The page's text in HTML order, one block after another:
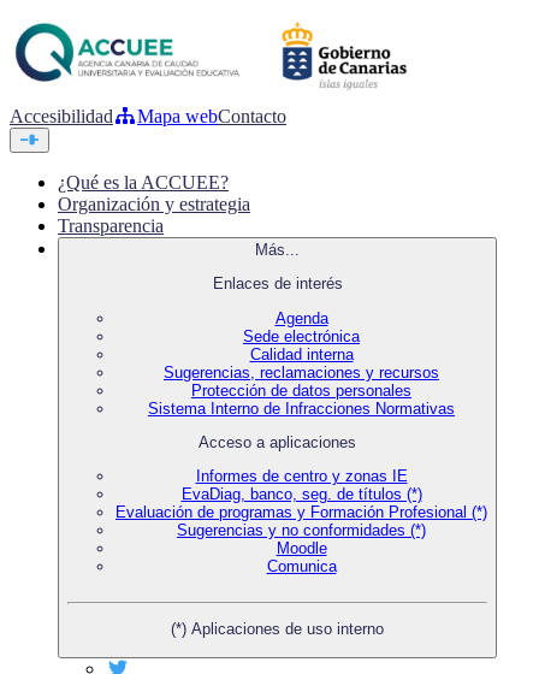
Accesibilidad Mapa webContacto
¿Qué es la ACCUEE?
Organización y estrategia
Transparencia
Más...
Enlaces de interés
Agenda
Sede electrónica
Calidad interna
Sugerencias, reclamaciones y recursos
Protección de datos personales
Sistema Interno de Infracciones Normativas
Acceso a aplicaciones
Informes de centro y zonas IE
EvaDiag, banco, seg. de títulos (*)
Evaluación de programas y Formación Profesional (*)
Sugerencias y no conformidades (*)
Moodle
Comunica
(*) Aplicaciones de uso interno